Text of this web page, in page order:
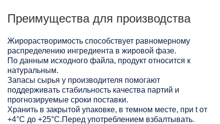
Преимущества для производства
Жирорастворимость способствует равномерному
распределению ингредиента в жировой фазе.
По данным исходного файла, продукт относится к
натуральным.
Запасы сырья у производителя помогают
поддерживать стабильность качества партий и
прогнозируемые сроки поставки.
Хранить в закрытой упаковке, в темном месте, при t от
+4°С до +25°С.Перед употреблением взбалтывать.